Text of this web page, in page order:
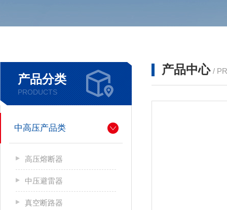
产品分类
PRODUCTS
中高压产品类
高压熔断器
中压避雷器
真空断路器
产品中心 /